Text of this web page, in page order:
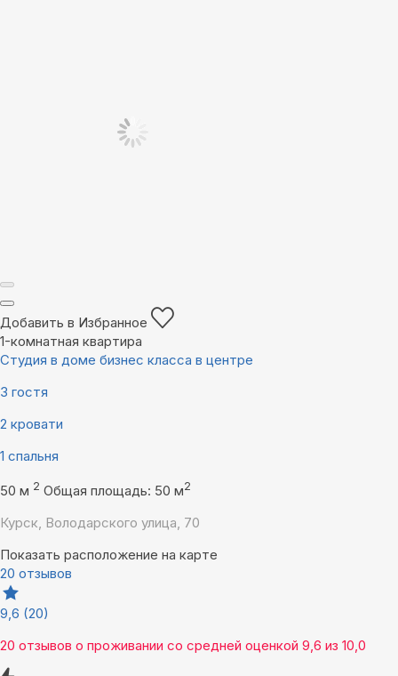
Добавить в Избранное
1-комнатная квартира
Студия в доме бизнес класса в центре
3 гостя
2 кровати
1 спальня
50 м 2 Общая площадь: 50 м2
Курск, Володарского улица, 70
Показать расположение на карте
20 отзывов
9,6 (20)
20 отзывов о проживании со средней оценкой 9,6 из 10,0